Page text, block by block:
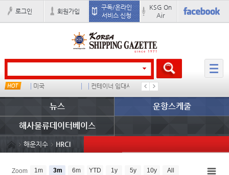
로그인 회원가입
구독/온라인
서비스 신청
KSG On
Air
미국 컨테이너 임대사 더블
뉴스 운항스케줄
해사물류데이터베이스
해운지수 HRCI
Zoom 1m 3m 6m YTD 1y 5y 10y All